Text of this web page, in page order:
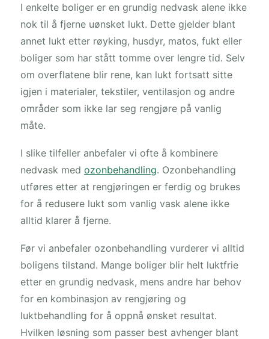
I enkelte boliger er en grundig nedvask alene ikke
nok til å fjerne uønsket lukt. Dette gjelder blant
annet lukt etter røyking, husdyr, matos, fukt eller
boliger som har stått tomme over lengre tid. Selv
om overflatene blir rene, kan lukt fortsatt sitte
igjen i materialer, tekstiler, ventilasjon og andre
områder som ikke lar seg rengjøre på vanlig
måte.
I slike tilfeller anbefaler vi ofte å kombinere
nedvask med ozonbehandling. Ozonbehandling
utføres etter at rengjøringen er ferdig og brukes
for å redusere lukt som vanlig vask alene ikke
alltid klarer å fjerne.
Før vi anbefaler ozonbehandling vurderer vi alltid
boligens tilstand. Mange boliger blir helt luktfrie
etter en grundig nedvask, mens andre har behov
for en kombinasjon av rengjøring og
luktbehandling for å oppnå ønsket resultat.
Hvilken løsning som passer best avhenger blant